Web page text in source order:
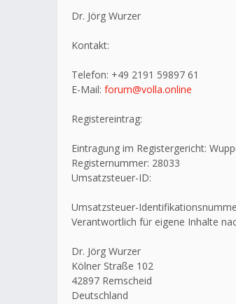
Dr. Jörg Wurzer
Kontakt:
Telefon: +49 2191 59897 61
E-Mail: forum@volla.online
Registereintrag:
Eintragung im Registergericht:
Registernummer: 28033
Umsatzsteuer-ID:
Umsatzsteuer-
Verantwortlich für eigene Inhalte
Dr. Jörg Wurzer
Kölner Straße 102
42897 Remscheid
Deutschland